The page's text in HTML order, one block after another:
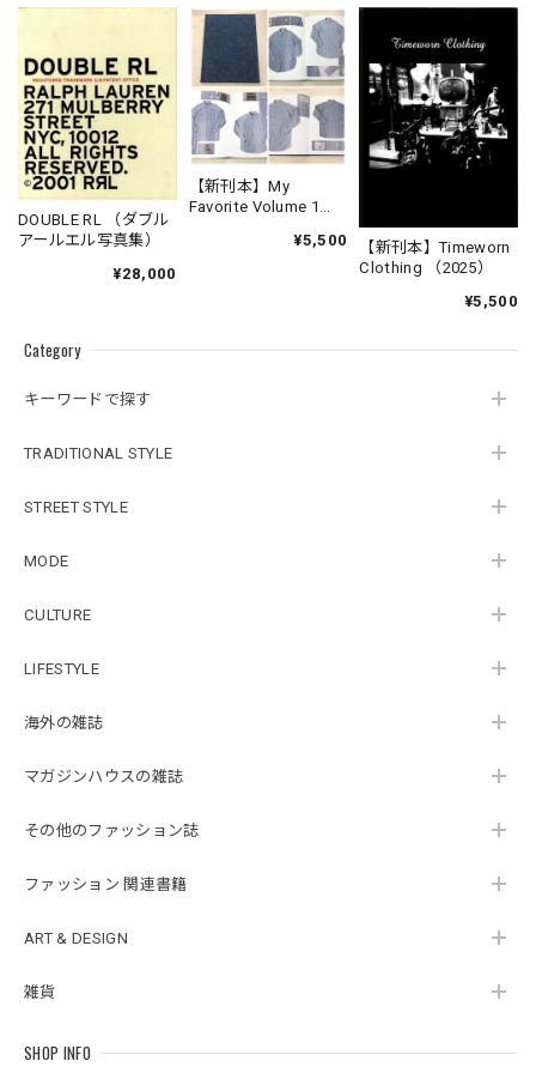
Category
キーワードで探す
TRADITIONAL STYLE
STREET STYLE
MODE
CULTURE
LIFESTYLE
海外の雑誌
マガジンハウスの雑誌
その他のファッション誌
ファッション 関連書籍
ART & DESIGN
雑貨
SHOP INFO
DOUBLE RL （ダブル
アールエル写真集）
¥28,000
【新刊本】My
Favorite Volume 1
¥5,500
【新刊本】Timeworn
Clothing （2025）
¥5,500